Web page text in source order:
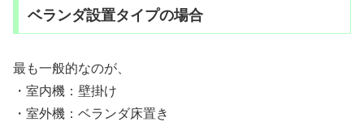
ベランダ設置タイプの場合
最も一般的なのが、
・室内機：壁掛け
・室外機：ベランダ床置き